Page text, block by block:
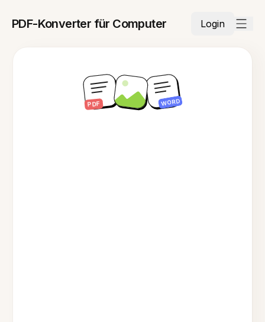
PDF-Konverter für Computer Login